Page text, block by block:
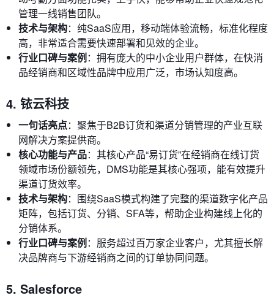
管理一线销售团队。
技术与架构：纯SaaS应用，移动端体验流畅，标准化程度
高，非常适合需要快速部署和见效的企业。
行业口碑与案例：拥有庞大的中小企业用户群体，在快消
品经销商和区域性品牌中应用广泛，市场认知度高。
4. 铱云科技
一句话亮点：聚焦于B2B订货和渠道分销管理的产业互联
网解决方案提供商。
核心功能与产品：其核心产品“易订货”在经销商在线订货
领域市场份额领先，DMS功能是其核心强项，能有效提升
渠道订货效率。
技术与架构：围绕SaaS模式构建了完整的渠道数字化产品
矩阵，包括订货、分销、SFA等，帮助企业构建线上化的
分销体系。
行业口碑与案例：服务超过百万家企业客户，尤其擅长解
决品牌商与下游经销商之间的订单协同问题。
5. Salesforce